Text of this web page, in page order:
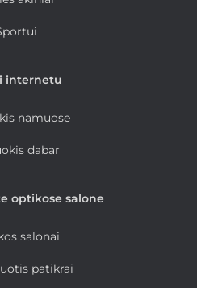
internetu
namuose
dabar
optikose salone
salonai
patikrai